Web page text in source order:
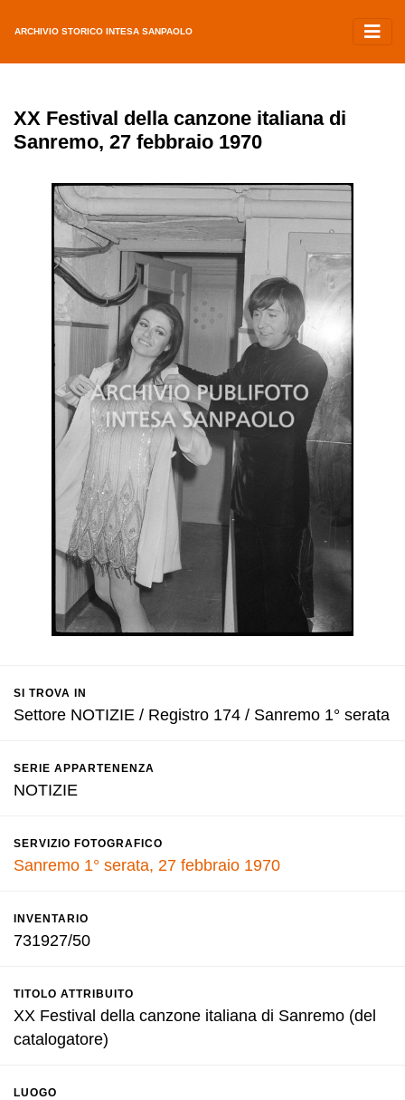
ARCHIVIO STORICO INTESA SANPAOLO
XX Festival della canzone italiana di
Sanremo, 27 febbraio 1970
SI TROVA IN
Settore NOTIZIE / Registro 174 / Sanremo 1° serata
SERIE APPARTENENZA
NOTIZIE
SERVIZIO FOTOGRAFICO
Sanremo 1° serata, 27 febbraio 1970
INVENTARIO
731927/50
TITOLO ATTRIBUITO
XX Festival della canzone italiana di Sanremo (del
catalogatore)
LUOGO